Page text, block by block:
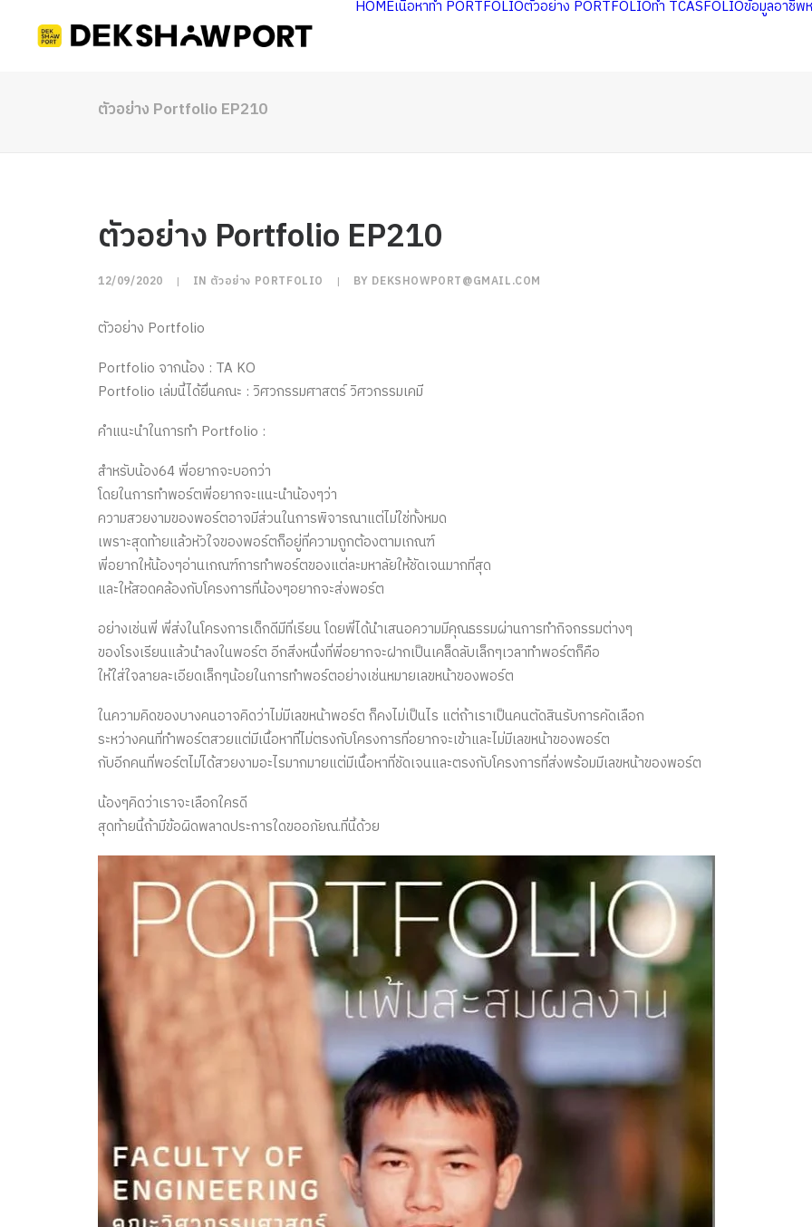
HOMEเนื้อหาทำ PORTFOLIOตัวอย่าง PORTFOLIOทำ TCASFOLIOข้อมูลอาชีพ
ตัวอย่าง Portfolio EP210
ตัวอย่าง Portfolio EP210
12/09/2020 | IN ตัวอย่าง PORTFOLIO | BY DEKSHOWPORT@GMAIL.COM
ตัวอย่าง Portfolio
Portfolio จากน้อง : TA KO
Portfolio เล่มนี้ได้ยื่นคณะ : วิศวกรรมศาสตร์ วิศวกรรมเคมี
คำแนะนำในการทำ Portfolio :
สำหรับน้อง64 พี่อยากจะบอกว่า
โดยในการทำพอร์ตพี่อยากจะแนะนำน้องๆว่า
ความสวยงามของพอร์ตอาจมีส่วนในการพิจารณาแต่ไม่ใช่ทั้งหมด
เพราะสุดท้ายแล้วหัวใจของพอร์ตก็อยู่ที่ความถูกต้องตามเกณฑ์
พี่อยากให้น้องๆอ่านเกณฑ์การทำพอร์ตของแต่ละมหาลัยให้ชัดเจนมากที่สุด
และให้สอดคล้องกับโครงการที่น้องๆอยากจะส่งพอร์ต
อย่างเช่นพี่ พี่ส่งในโครงการเด็กดีมีที่เรียน โดยพี่ได้นำเสนอความมีคุณธรรมผ่านการทำกิจกรรมต่างๆ
ของโรงเรียนแล้วนำลงในพอร์ต อีกสิ่งหนึ่งที่พี่อยากจะฝากเป็นเคล็ดลับเล็กๆเวลาทำพอร์ตก็คือ
ให้ใส่ใจลายละเอียดเล็กๆน้อยในการทำพอร์ตอย่างเช่นหมายเลขหน้าของพอร์ต
ในความคิดของบางคนอาจคิดว่าไม่มีเลขหน้าพอร์ต ก็คงไม่เป็นไร แต่ถ้าเราเป็นคนตัดสินรับการคัดเลือก
ระหว่างคนที่ทำพอร์ตสวยแต่มีเนื้อหาที่ไม่ตรงกับโครงการที่อยากจะเข้าและไม่มีเลขหน้าของพอร์ต
กับอีกคนที่พอร์ตไม่ได้สวยงามอะไรมากมายแต่มีเนื้อหาที่ชัดเจนและตรงกับโครงการที่ส่งพร้อมมีเลขหน้าของพอร์ต
น้องๆคิดว่าเราจะเลือกใครดี
สุดท้ายนี้ถ้ามีข้อผิดพลาดประการใดขออภัยณ.ที่นี้ด้วย